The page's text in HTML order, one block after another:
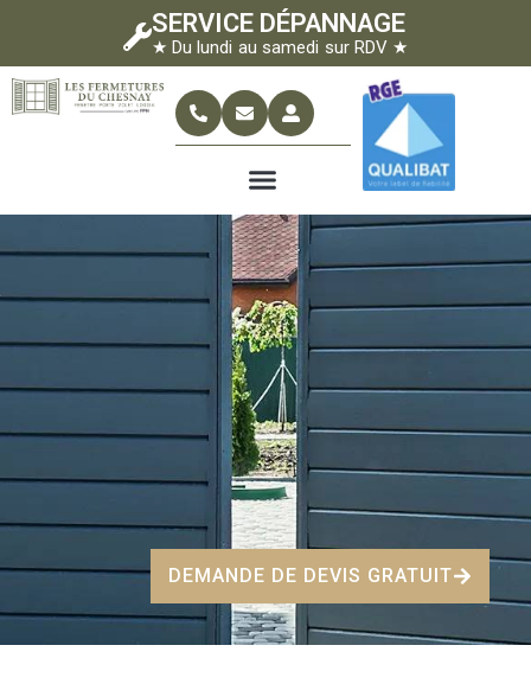
SERVICE DÉPANNAGE
★ Du lundi au samedi sur RDV ★
DEMANDE DE DEVIS GRATUIT